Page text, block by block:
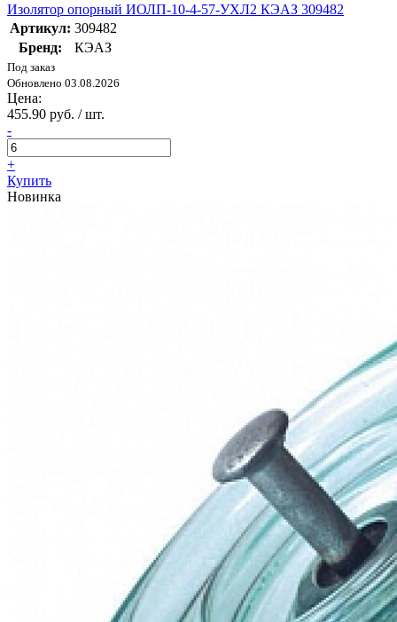
Изолятор опорный ИОЛП-10-4-57-УХЛ2 КЭАЗ 309482
Артикул: 309482
Бренд:
КЭАЗ
Под заказ
Обновлено 03.08.2026
Цена:
455.90 руб. / шт.
-
+
Купить
Новинка